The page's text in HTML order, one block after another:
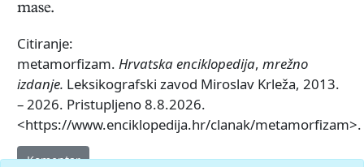
mase.
Citiranje:
metamorfizam. Hrvatska enciklopedija, mrežno
izdanje. Leksikografski zavod Miroslav Krleža, 2013.
– 2026. Pristupljeno 8.8.2026.
<https://www.enciklopedija.hr/clanak/metamorfizam>.
Komentar